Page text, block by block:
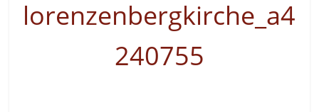
lorenzenbergkirche_a4
240755